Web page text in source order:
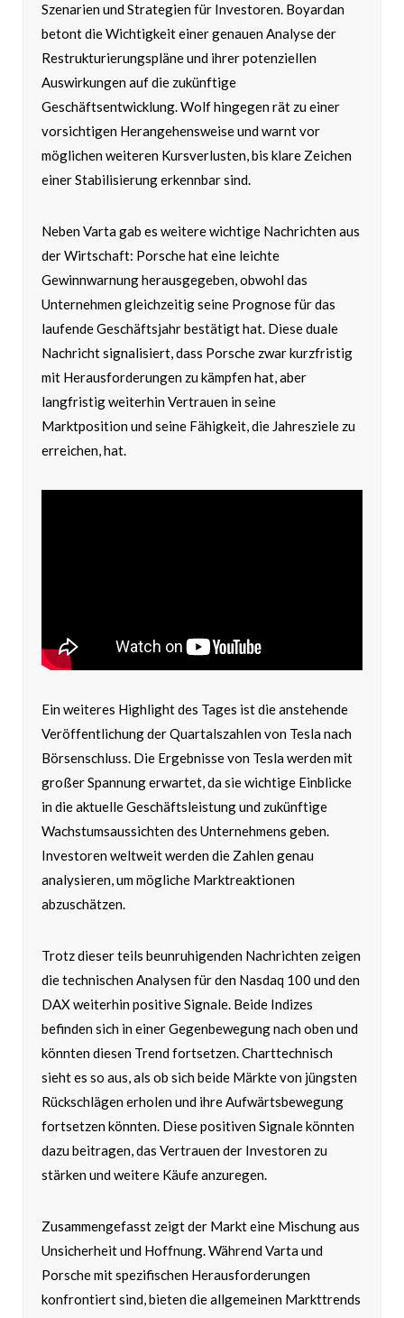
Szenarien und Strategien für Investoren. Boyardan
betont die Wichtigkeit einer genauen Analyse der
Restrukturierungspläne und ihrer potenziellen
Auswirkungen auf die zukünftige
Geschäftsentwicklung. Wolf hingegen rät zu einer
vorsichtigen Herangehensweise und warnt vor
möglichen weiteren Kursverlusten, bis klare Zeichen
einer Stabilisierung erkennbar sind.
Neben Varta gab es weitere wichtige Nachrichten aus
der Wirtschaft: Porsche hat eine leichte
Gewinnwarnung herausgegeben, obwohl das
Unternehmen gleichzeitig seine Prognose für das
laufende Geschäftsjahr bestätigt hat. Diese duale
Nachricht signalisiert, dass Porsche zwar kurzfristig
mit Herausforderungen zu kämpfen hat, aber
langfristig weiterhin Vertrauen in seine
Marktposition und seine Fähigkeit, die Jahresziele zu
erreichen, hat.
Ein weiteres Highlight des Tages ist die anstehende
Veröffentlichung der Quartalszahlen von Tesla nach
Börsenschluss. Die Ergebnisse von Tesla werden mit
großer Spannung erwartet, da sie wichtige Einblicke
in die aktuelle Geschäftsleistung und zukünftige
Wachstumsaussichten des Unternehmens geben.
Investoren weltweit werden die Zahlen genau
analysieren, um mögliche Marktreaktionen
abzuschätzen.
Trotz dieser teils beunruhigenden Nachrichten zeigen
die technischen Analysen für den Nasdaq 100 und den
DAX weiterhin positive Signale. Beide Indizes
befinden sich in einer Gegenbewegung nach oben und
könnten diesen Trend fortsetzen. Charttechnisch
sieht es so aus, als ob sich beide Märkte von jüngsten
Rückschlägen erholen und ihre Aufwärtsbewegung
fortsetzen könnten. Diese positiven Signale könnten
dazu beitragen, das Vertrauen der Investoren zu
stärken und weitere Käufe anzuregen.
Zusammengefasst zeigt der Markt eine Mischung aus
Unsicherheit und Hoffnung. Während Varta und
Porsche mit spezifischen Herausforderungen
konfrontiert sind, bieten die allgemeinen Markttrends